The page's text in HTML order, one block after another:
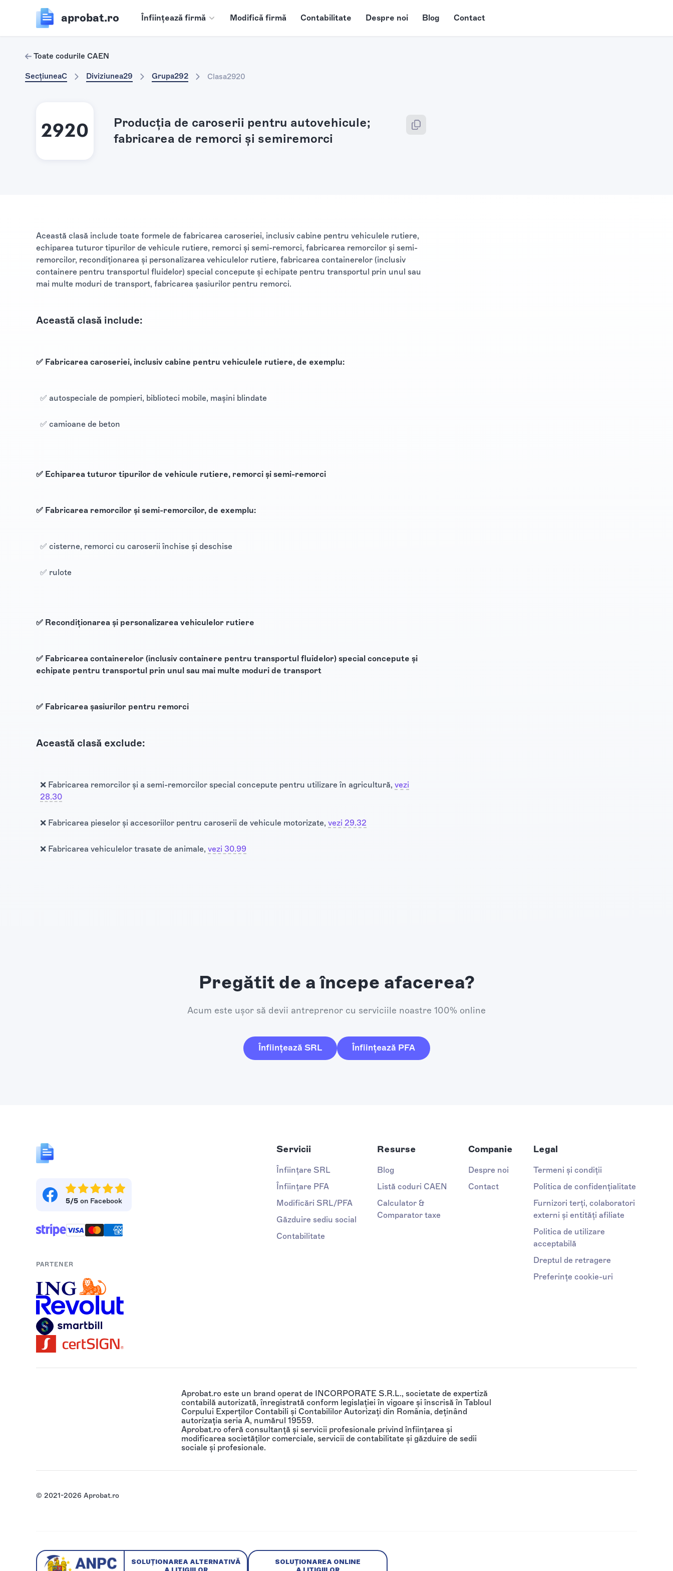
aprobat.ro Înființează firmă Modifică firmă Contabilitate Despre noi Blog Contact
Toate codurile CAEN
SecțiuneaC Diviziunea29 Grupa292 Clasa2920
2920
Producţia de caroserii pentru autovehicule;
fabricarea de remorci şi semiremorci
Această clasă include toate formele de fabricarea caroseriei, inclusiv cabine pentru vehiculele rutiere,
echiparea tuturor tipurilor de vehicule rutiere, remorci şi semi-remorci, fabricarea remorcilor şi semi-
remorcilor, recondiţionarea şi personalizarea vehiculelor rutiere, fabricarea containerelor (inclusiv
containere pentru transportul fluidelor) special concepute şi echipate pentru transportul prin unul sau
mai multe moduri de transport, fabricarea şasiurilor pentru remorci.
Această clasă include:
✅ Fabricarea caroseriei, inclusiv cabine pentru vehiculele rutiere, de exemplu:
✅ autospeciale de pompieri, biblioteci mobile, maşini blindate
✅ camioane de beton
✅ Echiparea tuturor tipurilor de vehicule rutiere, remorci şi semi-remorci
✅ Fabricarea remorcilor şi semi-remorcilor, de exemplu:
✅ cisterne, remorci cu caroserii închise şi deschise
✅ rulote
✅ Recondiţionarea şi personalizarea vehiculelor rutiere
✅ Fabricarea containerelor (inclusiv containere pentru transportul fluidelor) special concepute şi
echipate pentru transportul prin unul sau mai multe moduri de transport
✅ Fabricarea şasiurilor pentru remorci
Această clasă exclude:
❌ Fabricarea remorcilor și a semi-remorcilor special concepute pentru utilizare în agricultură, vezi
28.30
❌ Fabricarea pieselor și accesoriilor pentru caroserii de vehicule motorizate, vezi 29.32
❌ Fabricarea vehiculelor trasate de animale, vezi 30.99
Pregătit de a începe afacerea?
Acum este ușor să devii antreprenor cu serviciile noastre 100% online
Înființează SRL Înființează PFA
5/5 on Facebook
PARTENER
Servicii
Înființare SRL
Înființare PFA
Modificări SRL/PFA
Găzduire sediu social
Contabilitate
Resurse
Blog
Listă coduri CAEN
Calculator &
Comparator taxe
Companie
Despre noi
Contact
Legal
Termeni și condiții
Politica de confidențialitate
Furnizori terți, colaboratori
externi și entități afiliate
Politica de utilizare
acceptabilă
Dreptul de retragere
Preferințe cookie-uri
Aprobat.ro este un brand operat de INCORPORATE S.R.L., societate de expertiză
contabilă autorizată, înregistrată conform legislației în vigoare și înscrisă în Tabloul
Corpului Experților Contabili și Contabililor Autorizați din România, deținând
autorizația seria A, numărul 19559.
Aprobat.ro oferă consultanță și servicii profesionale privind înființarea și
modificarea societăților comerciale, servicii de contabilitate și găzduire de sedii
sociale și profesionale.
© 2021-2026 Aprobat.ro
SOLUȚIONAREA ALTERNATIVĂ
SOLUȚIONAREA ONLINE